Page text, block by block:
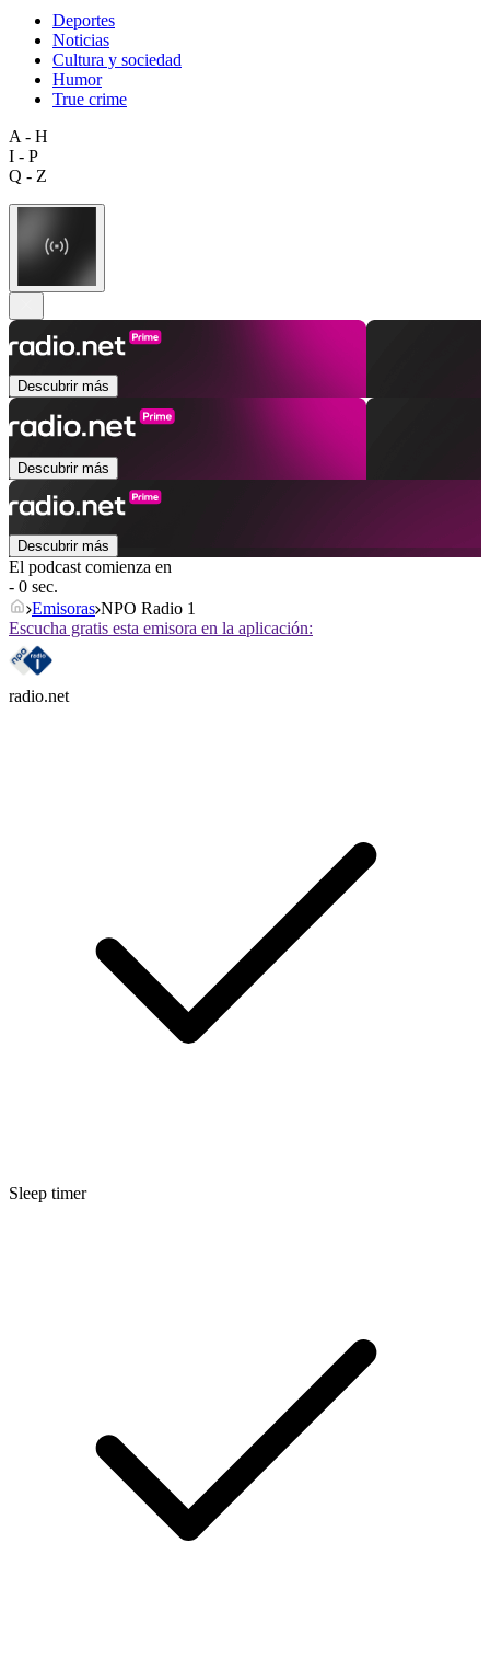
Deportes
Noticias
Cultura y sociedad
Humor
True crime
A - H
I - P
Q - Z
Descubrir más
Descubrir más
Descubrir más
El podcast comienza en
- 0 sec.
Emisoras NPO Radio 1
Escucha gratis esta emisora en la aplicación:
radio.net
Sleep timer